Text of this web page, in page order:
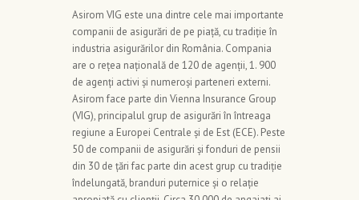
Asirom VIG este una dintre cele mai importante
companii de asigurări de pe piață, cu tradiție în
industria asigurărilor din România. Compania
are o rețea națională de 120 de agenții, 1. 900
de agenți activi și numeroși parteneri externi.
Asirom face parte din Vienna Insurance Group
(VIG), principalul grup de asigurări în întreaga
regiune a Europei Centrale și de Est (ECE). Peste
50 de companii de asigurări și fonduri de pensii
din 30 de țări fac parte din acest grup cu tradiţie
îndelungată, branduri puternice şi o relaţie